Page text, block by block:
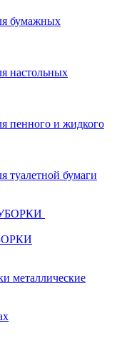
бумажных
настольных
пенного и жидкого
туалетной бумаги
металлические